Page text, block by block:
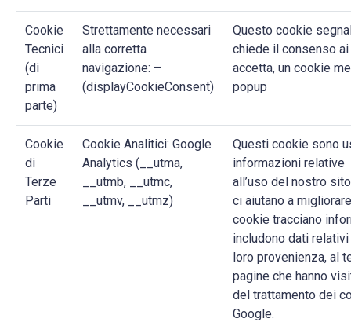
Cookie
Tecnici
(di
prima
parte)
Strettamente necessari
alla corretta
navigazione: –
(displayCookieConsent)
Questo cookie
chiede il consenso ai
accetta, un cookie
popup
Cookie
di
Terze
Parti
Cookie Analitici: Google
Analytics (__utma,
__utmb, __utmc,
__utmv, __utmz)
Questi cookie sono
informazioni relative
all’uso del nostro
ci aiutano a
cookie tracciano
includono dati
loro provenienza, al
pagine che hanno
del trattamento dei
Google.